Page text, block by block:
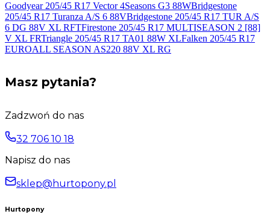
Goodyear 205/45 R17 Vector 4Seasons G3 88WBridgestone
205/45 R17 Turanza A/S 6 88VBridgestone 205/45 R17 TUR A/S
6 DG 88V XL RFTFirestone 205/45 R17 MULTISEASON 2 [88]
V XL FRTriangle 205/45 R17 TA01 88W XLFalken 205/45 R17
EUROALL SEASON AS220 88V XL RG
Masz pytania?
Zadzwoń do nas
32 706 10 18
Napisz do nas
sklep@hurtopony.pl
Hurtopony